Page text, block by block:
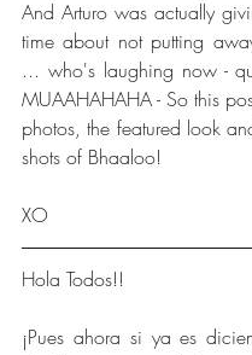
And Arturo was actually
time about not putting
... who's laughing now -
MUAAHAHAHA - So this
photos, the featured look
shots of Bhaaloo!
XO
Hola Todos!!
¡Pues ahora si ya es